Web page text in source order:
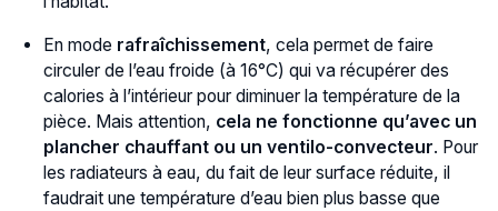
En mode rafraîchissement, cela permet de faire
circuler de l’eau froide (à 16°C) qui va récupérer des
calories à l’intérieur pour diminuer la température de la
pièce. Mais attention, cela ne fonctionne qu’avec un
plancher chauffant ou un ventilo-convecteur. Pour
les radiateurs à eau, du fait de leur surface réduite, il
faudrait une température d’eau bien plus basse que